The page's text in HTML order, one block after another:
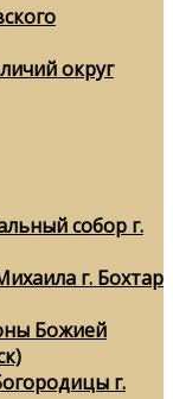
округ
собор г.
г. Бохтар
Божией
г.